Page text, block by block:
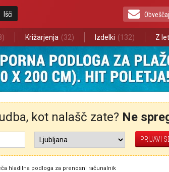
Išči
Križarjenja (32) Izdelki (132) Z
kot nalašč zate? Ne
hladilna podloga za prenosni računalnik